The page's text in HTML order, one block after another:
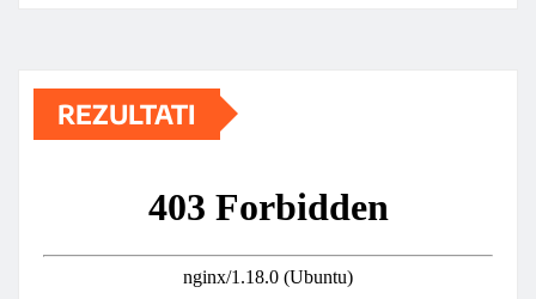
REZULTATI